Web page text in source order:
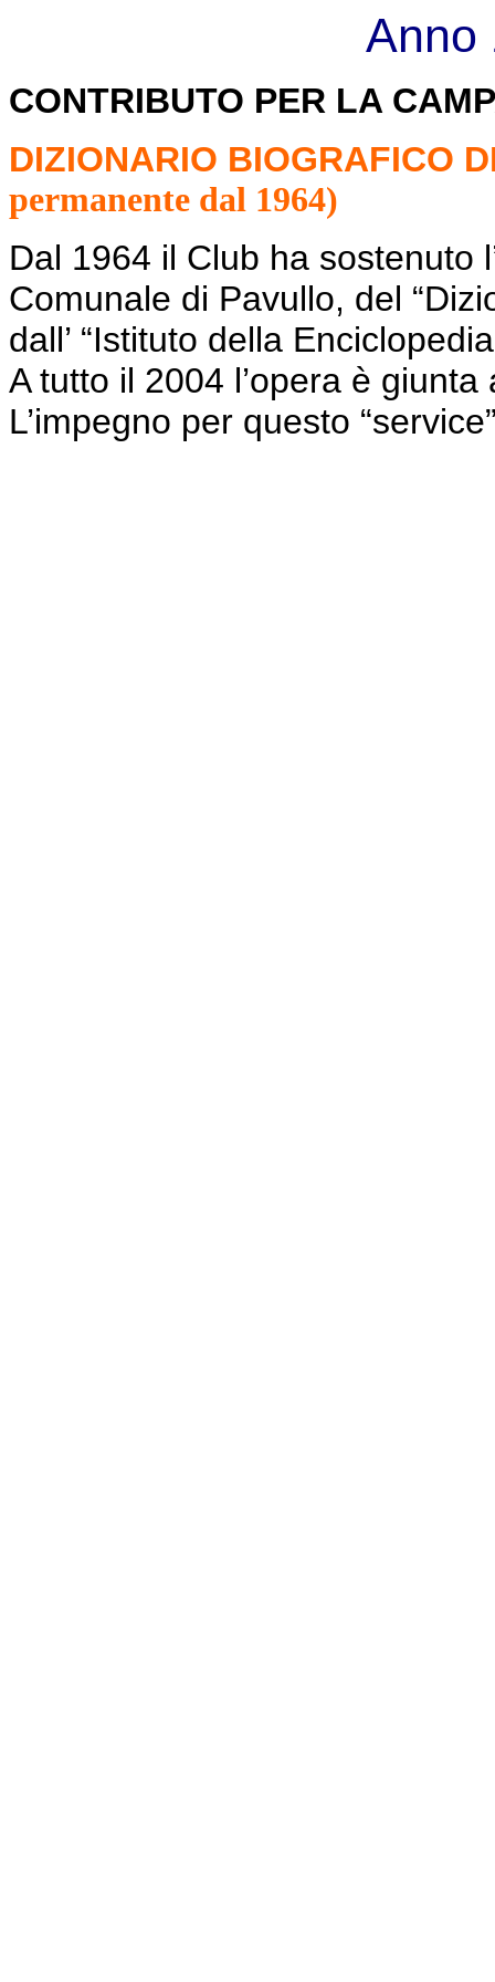
Anno
CONTRIBUTO PER LA
DIZIONARIO BIOGRAFICO
permanente dal 1964)
Dal 1964 il Club ha sostenuto
Comunale di Pavullo, del
dall’ “Istituto della
A tutto il 2004 l’opera è
L’impegno per questo